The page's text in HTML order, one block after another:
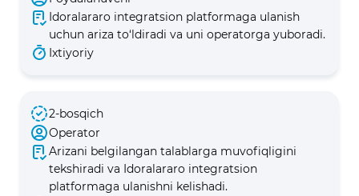
Idoralararo integratsion platformaga ulanish
uchun ariza to‘ldiradi va uni operatorga yuboradi.
Ixtiyoriy
2-bosqich
Operator
Arizani belgilangan talablarga muvofiqligini
tekshiradi va Idoralararo integratsion
platformaga ulanishni kelishadi.